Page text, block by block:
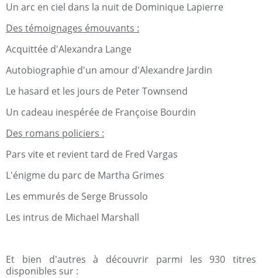
Un arc en ciel dans la nuit de Dominique Lapierre
Des témoignages émouvants :
Acquittée d'Alexandra Lange
Autobiographie d'un amour d'Alexandre Jardin
Le hasard et les jours de Peter Townsend
Un cadeau inespérée de Françoise Bourdin
Des romans policiers :
Pars vite et revient tard de Fred Vargas
L'énigme du parc de Martha Grimes
Les emmurés de Serge Brussolo
Les intrus de Michael Marshall
Et bien d'autres à découvrir parmi les 930 titres
disponibles sur :